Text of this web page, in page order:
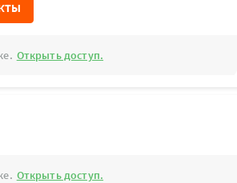
Открыть доступ.
Открыть доступ.